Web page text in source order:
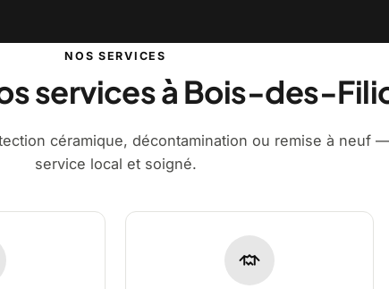
NOS SERVICES
services à Bois-des-
céramique, décontamination ou remise à neuf
service local et soigné.